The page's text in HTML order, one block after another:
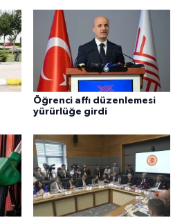
Öğrenci affı düzenlemesi
yürürlüğe girdi